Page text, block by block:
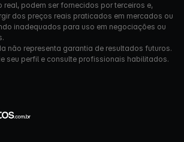
real, podem ser fornecidos por terceiros e,
dos preços reais praticados em mercados ou
inadequados para uso em negociações ou
não representa garantia de resultados futuros.
seu perfil e consulte profissionais habilitados.